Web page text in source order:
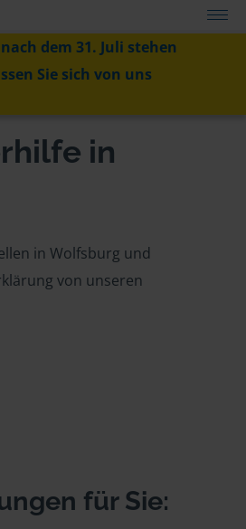
dem 31. Juli stehen
Sie sich von uns
in
in Wolfsburg und
von unseren
für Sie: